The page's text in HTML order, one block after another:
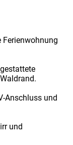
Ferienwohnung
Anschluss und
und